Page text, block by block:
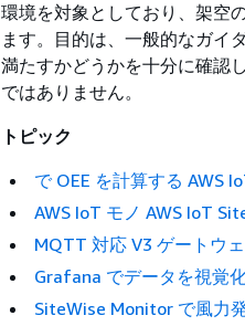
環境を対象としており、架空
ます。目的は、一般的なガイ
満たすかどうかを十分に確認
ではありません。
トピック
で OEE を計算する AWS
AWS IoT モノ AWS IoT
MQTT 対応 V3 ゲートウ
Grafana でデータを視覚
SiteWise Monitor で風力